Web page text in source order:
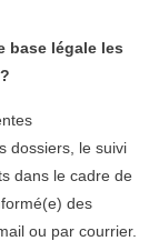
base légale les
dossiers, le suivi
dans le cadre de
des
ou par courrier.